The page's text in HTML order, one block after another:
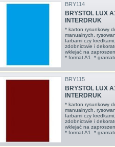
BRY114
BRYSTOL LUX
INTERDRUK
* karton rysunkowy
manualnych,
farbami czy
zdobnictwie i
wklejać na
* format A1 *
BRY115
BRYSTOL LUX
INTERDRUK
* karton rysunkowy
manualnych,
farbami czy
zdobnictwie i
wklejać na
* format A1 *